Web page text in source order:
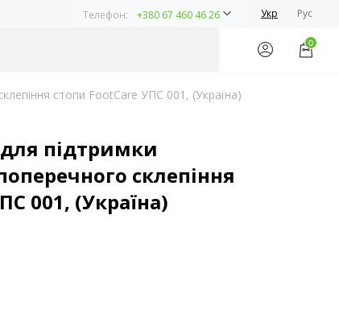
Телефон: +380 67 460 46 26 Укр Рус
0
стопи FootCare УПС 001, (Україна)
для підтримки
склепіння
001, (Україна)